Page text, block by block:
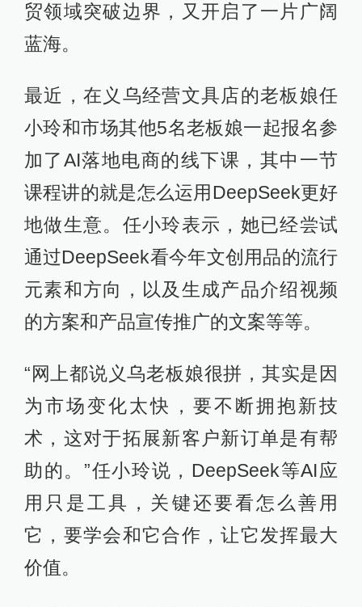
贸领域突破边界，又开启了一片广阔
蓝海。
最近，在义乌经营文具店的老板娘任
小玲和市场其他5名老板娘一起报名参
加了AI落地电商的线下课，其中一节
课程讲的就是怎么运用DeepSeek更好
地做生意。任小玲表示，她已经尝试
通过DeepSeek看今年文创用品的流行
元素和方向，以及生成产品介绍视频
的方案和产品宣传推广的文案等等。
“网上都说义乌老板娘很拼，其实是因
为市场变化太快，要不断拥抱新技
术，这对于拓展新客户新订单是有帮
助的。”任小玲说，DeepSeek等AI应
用只是工具，关键还要看怎么善用
它，要学会和它合作，让它发挥最大
价值。